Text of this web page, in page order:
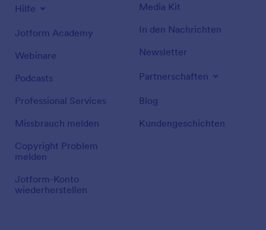
Hilfe
Jotform Academy
Webinare
Podcasts
Professional Services
Missbrauch melden
Copyright Problem
melden
Jotform-Konto
wiederherstellen
Media Kit
In den Nachrichten
Newsletter
Partnerschaften
Blog
Kundengeschichten